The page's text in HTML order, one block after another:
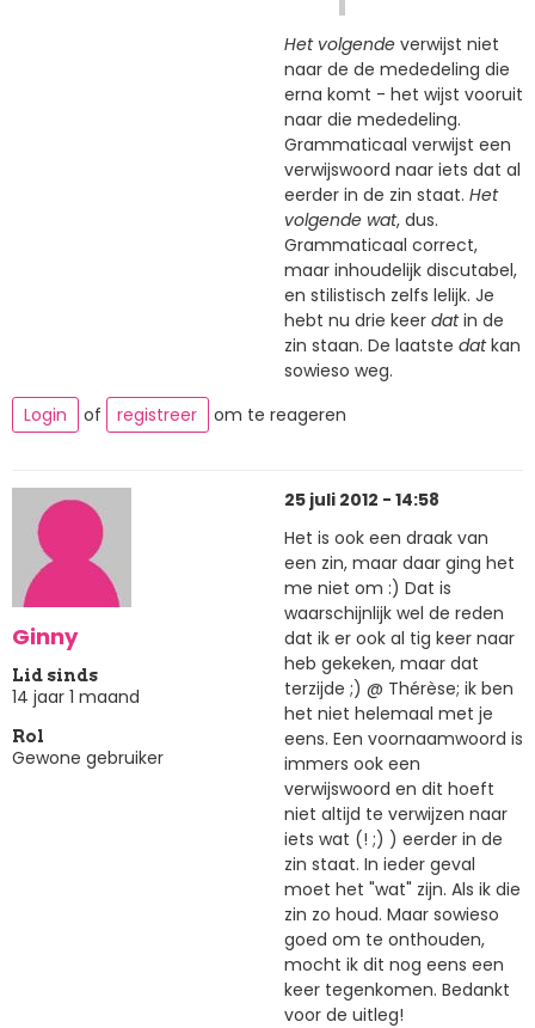
Het volgende verwijst niet
naar de de mededeling die
erna komt - het wijst vooruit
naar die mededeling.
Grammaticaal verwijst een
verwijswoord naar iets dat al
eerder in de zin staat. Het
volgende wat, dus.
Grammaticaal correct,
maar inhoudelijk discutabel,
en stilistisch zelfs lelijk. Je
hebt nu drie keer datin de
zin staan. De laatste datkan
sowieso weg.
Login
of registreer om te reageren
Ginny
Lid sinds
14 jaar 1 maand
Rol
Gewone gebruiker
25 juli 2012 - 14:58
Het is ook een draak van
een zin, maar daar ging het
me niet om :) Dat is
waarschijnlijk wel de reden
dat ik er ook al tig keer naar
heb gekeken, maar dat
terzijde ;) @ Thérèse; ik ben
het niet helemaal met je
eens. Een voornaamwoord is
immers ook een
verwijswoord en dit hoeft
niet altijd te verwijzen naar
iets wat (! ;) ) eerder in de
zin staat. In ieder geval
moet het "wat" zijn. Als ik die
zin zo houd. Maar sowieso
goed om te onthouden,
mocht ik dit nog eens een
keer tegenkomen. Bedankt
voor de uitleg!